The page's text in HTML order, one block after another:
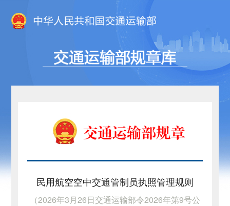
民用航空空中交通管制员执照管理规则
（2026年3月26日交通运输部令2026年第9号公